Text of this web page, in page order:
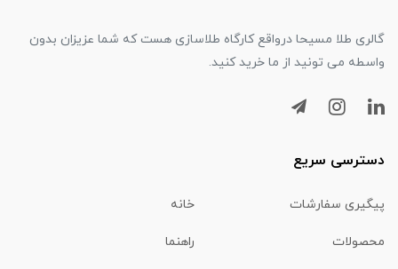
گالری طلا مسیحا درواقع کارگاه طلاسازی هست که شما عزیزان بدون
واسطه می تونید از ما خرید کنید.
دسترسی سریع
پیگیری سفارشات خانه
محصولات راهنما